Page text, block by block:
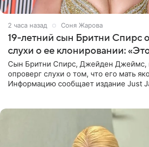
2 часа назад Соня Жарова
19-летний сын Бритни Спирс
слухи о ее клонировании:
Сын Бритни Спирс, Джейден Джеймс,
опроверг слухи о том, что его мать
Информацию сообщает издание Just